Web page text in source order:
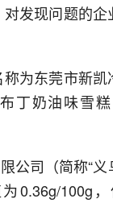
发现问题的
为东莞市新
丁奶油味雪
公司（简称“义
0.36g/100g